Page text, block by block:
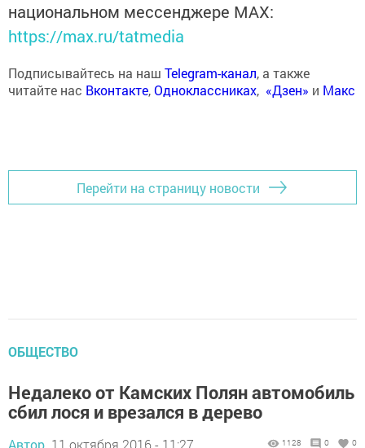
национальном мессенджере MАХ:
https://max.ru/tatmedia
Подписывайтесь на наш Telegram-канал, а также
читайте нас Вконтакте,Одноклассниках, «Дзен» и Макс
Перейти на страницу новости
ОБЩЕСТВО
Недалеко от Камских Полян автомобиль
сбил лося и врезался в дерево
Автор, 11 октября 2016 - 11:27 1128 0 0